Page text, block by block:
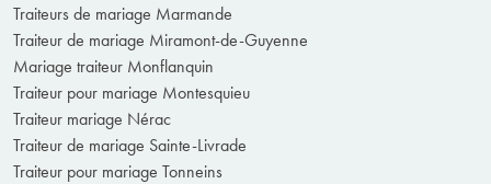
Traiteurs de mariage Marmande
Traiteur de mariage Miramont-de-Guyenne
Mariage traiteur Monflanquin
Traiteur pour mariage Montesquieu
Traiteur mariage Nérac
Traiteur de mariage Sainte-Livrade
Traiteur pour mariage Tonneins